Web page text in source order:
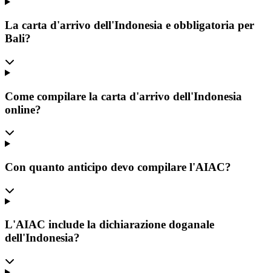
La carta d'arrivo dell'Indonesia e obbligatoria per
Bali?
Come compilare la carta d'arrivo dell'Indonesia
online?
Con quanto anticipo devo compilare l'AIAC?
L'AIAC include la dichiarazione doganale
dell'Indonesia?